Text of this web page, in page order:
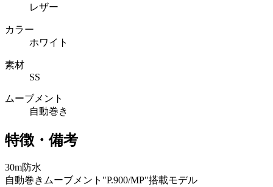
レザー
カラー
ホワイト
素材
SS
ムーブメント
自動巻き
特徴・備考
30m防水
自動巻きムーブメント"P.900/MP"搭載モデル